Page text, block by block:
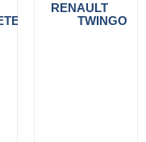
RENAULT
-
TWINGO